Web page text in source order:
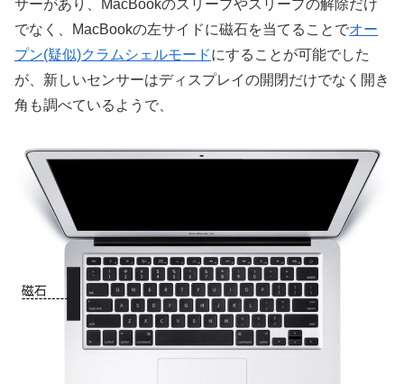
サーがあり、MacBookのスリープやスリープの解除だけ
でなく、MacBookの左サイドに磁石を当てることでオー
プン(疑似)クラムシェルモードにすることが可能でした
が、新しいセンサーはディスプレイの開閉だけでなく開き
角も調べているようで、